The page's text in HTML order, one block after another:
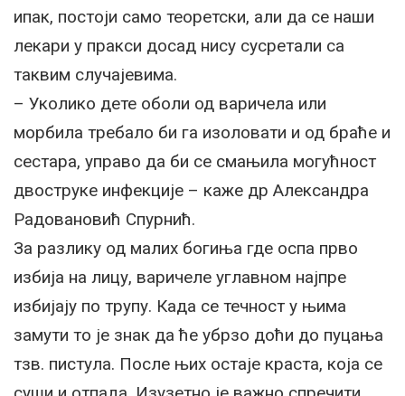
ипак, постоји само теоретски, али да се наши
лекари у пракси досад нису сусретали са
таквим случајевима.
– Уколико дете оболи од варичела или
морбила требало би га изоловати и од браће и
сестара, управо да би се смањила могућност
двоструке инфекције – каже др Александра
Радовановић Спурнић.
За разлику од малих богиња где оспа прво
избија на лицу, варичеле углавном најпре
избијају по трупу. Када се течност у њима
замути то је знак да ће убрзо доћи до пуцања
тзв. пистула. После њих остаје краста, која се